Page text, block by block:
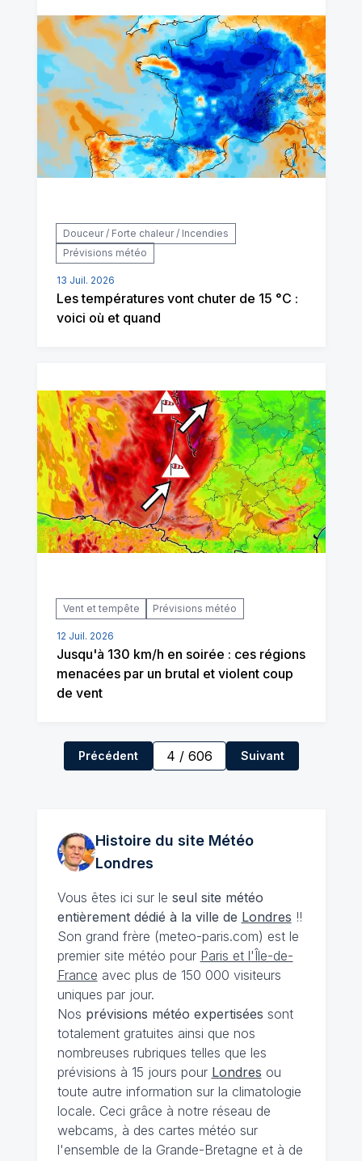
Douceur / Forte chaleur / Incendies
Prévisions météo
13 Juil. 2026
Les températures vont chuter de 15 °C :
voici où et quand
Vent et tempête Prévisions météo
12 Juil. 2026
Jusqu'à 130 km/h en soirée : ces régions
menacées par un brutal et violent coup
de vent
Précédent 4 / 606 Suivant
Histoire du site Météo
Londres
Vous êtes ici sur le seul site météo
entièrement dédié à la ville de Londres !!
Son grand frère (meteo-paris.com) est le
premier site météo pour Paris et l'Île-de-
France avec plus de 150 000 visiteurs
uniques par jour.
Nos prévisions météo expertisées sont
totalement gratuites ainsi que nos
nombreuses rubriques telles que les
prévisions à 15 jours pour Londres ou
toute autre information sur la climatologie
locale. Ceci grâce à notre réseau de
webcams, à des cartes météo sur
l'ensemble de la Grande-Bretagne et à de